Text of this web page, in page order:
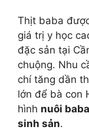
Thịt baba
giá trị y học
đặc sản tại
chuộng. Nhu
chí tăng dần
lớn để bà con
hình nuôi
sinh sản.